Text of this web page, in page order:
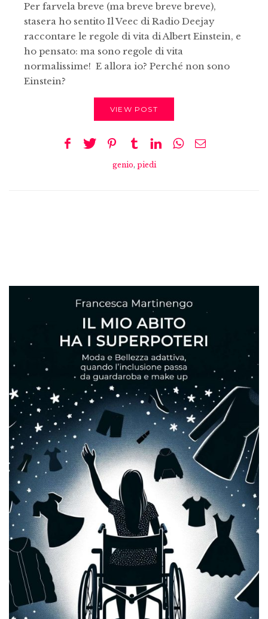
Per farvela breve (ma breve breve breve),
stasera ho sentito Il Veec di Radio Deejay
raccontare le regole di vita di Albert Einstein, e
ho pensato: ma sono regole di vita
normalissime! E allora io? Perché non sono
Einstein?
VIEW POST
genio, piedi